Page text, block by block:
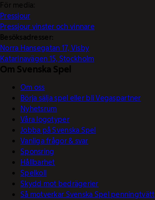
För media:
Pressjour
Pressjour vinster och vinnare
Besöksadresser:
Norra Hansegatan 17, Visby
Katarinavägen 15, Stockholm
Om Svenska Spel
Om oss
Börja sälja spel eller bli Vegaspartner
Nyhetsrum
Våra logotyper
Jobba på Svenska Spel
Vanliga frågor & svar
Sponsring
Hållbarhet
Spelkoll
Skydd mot bedrägerier
Så motverkar Svenska Spel penningtvätt